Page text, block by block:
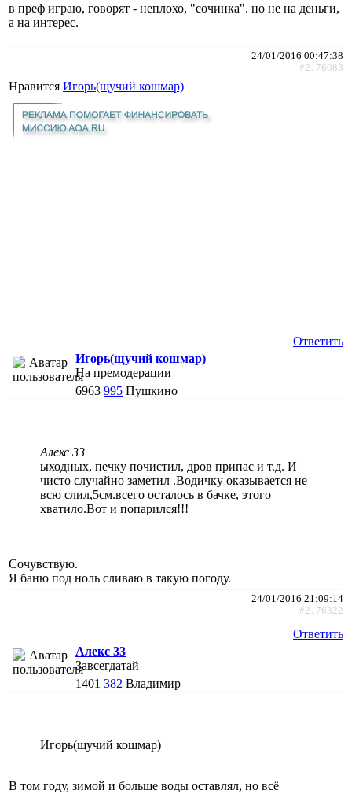
в преф играю, говорят - неплохо, "сочинка". но не на деньги,
а на интерес.
24/01/2016 00:47:38
#2176083
Нравится Игорь(щучий кошмар)
Ответить
Игорь(щучий кошмар)
На премодерации
6963 995 Пушкино
Алекс 33
ыходных, печку почистил, дров припас и т.д. И
чисто случайно заметил .Водичку оказывается не
всю слил,5см.всего осталось в бачке, этого
хватило.Вот и попарился!!!
Сочувствую.
Я баню под ноль сливаю в такую погоду.
24/01/2016 21:09:14
#2176322
Ответить
Алекс 33
Завсегдатай
1401 382 Владимир
Игорь(щучий кошмар)
В том году, зимой и больше воды оставлял, но всё